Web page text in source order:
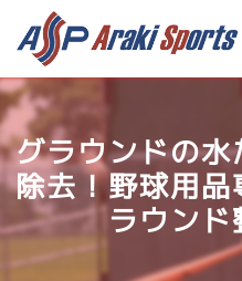
グラウンドの
除去！野球用
ラウン